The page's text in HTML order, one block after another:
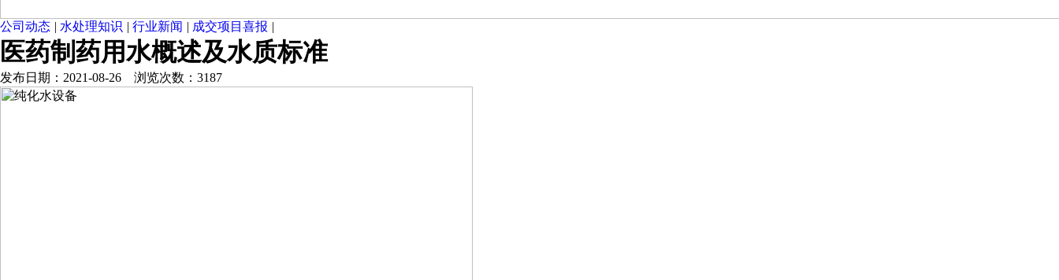
公司动态 | 水处理知识 | 行业新闻 | 成交项目喜报 |
医药制药用水概述及水质标准
发布日期：2021-08-26 浏览次数：3187